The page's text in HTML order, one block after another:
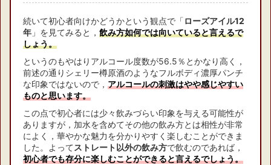
続いて初心者向けかどうかという観点で「ローズアイル12
年 」を見てみると， 飲み方如何では向いていると言えるで
しょう。
というのもやはりアルコール度数が56.5％とかなり高く，
前述の通りシェリー樽原酒のようなフルボディ濃厚パンチ
な印象ではないので， アルコールの刺激はやや感じやすい
ものと思います。
この点で初心者には少々飲みづらい印象を与える可能性が
ありますが，加水を含めてその他の飲み方とは相性が非常
によく，華やかな魅力を分かりやすく楽しむことができま
した。よってストレート以外の飲み方で飲むのであれば，
初心者でも存分に楽しむことができると言えるでしょう。